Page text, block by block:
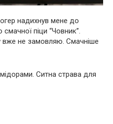
надихнув мене до
смачної піци “Човник”.
вже не замовляю. Смачніше
Ситна страва для